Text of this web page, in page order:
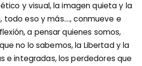
y visual, la imagen quieta y la
todo eso y más...., conmueve e
a pensar quienes somos,
no lo sabemos, la Libertad y la
e integradas, los perdedores que